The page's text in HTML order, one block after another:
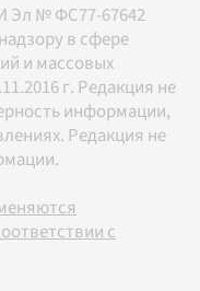
Эл № ФС77-67642
в сфере
и массовых
г. Редакция не
информации,
Редакция не
с